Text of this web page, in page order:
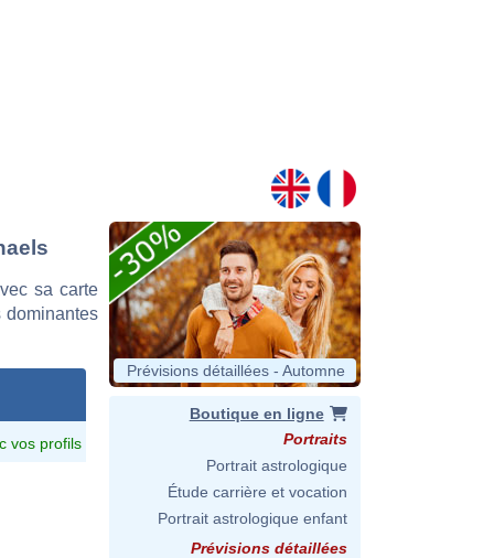
sa carte
vos profils
Prévisions détaillées - Automne
Boutique en ligne
Portraits
Portrait astrologique
Étude carrière et vocation
Portrait astrologique enfant
Prévisions détaillées